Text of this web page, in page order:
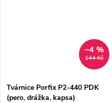
144 Kč
–4 %
Tvárnice Porfix P2-440 PDK
(pero, drážka, kapsa)